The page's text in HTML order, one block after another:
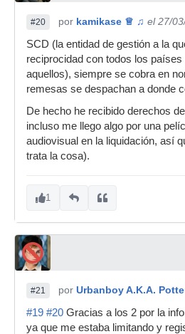
#20 por kamikase ♕ ♫ el 27/
SCD (la entidad de gestión a la
reciprocidad con todos los
aquellos), siempre se cobra en
remesas se despachan a donde
De hecho he recibido derechos
incluso me llego algo por una
audiovisual en la liquidación, así
trata la cosa).
1
#21 por Urbanboy A.K.A.
#19 #20 Gracias a los 2 por la
ya que me estaba limitando y